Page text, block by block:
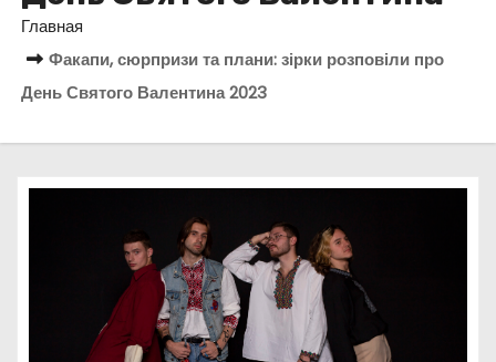
Главная
Факапи, сюрпризи та плани: зірки розповіли про
День Святого Валентина 2023